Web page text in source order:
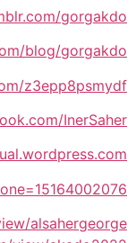
gorgakdo
blog/gorgakdo
z3epp8psmydf
InerSaher
alsahergeorge